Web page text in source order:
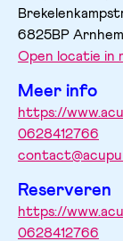
6825BP Arnhem
Open locatie in
Meer info
https://
0628412766
Reserveren
https://
0628412766